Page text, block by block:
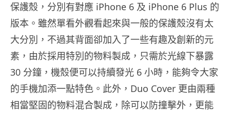
保護殼，分別有對應 iPhone 6 及 iPhone 6 Plus 的
版本。雖然單看外觀看起來與一般的保護殼沒有太
大分別，不過其背面卻加入了一些有趣及創新的元
素，由於採用特別的物料製成，只需於光線下暴露
30 分鐘，機殼便可以持續發光 6 小時，能夠令大家
的手機加添一點特色。此外，Duo Cover 更由兩種
相當堅固的物料混合製成，除可以防撞擊外，更能